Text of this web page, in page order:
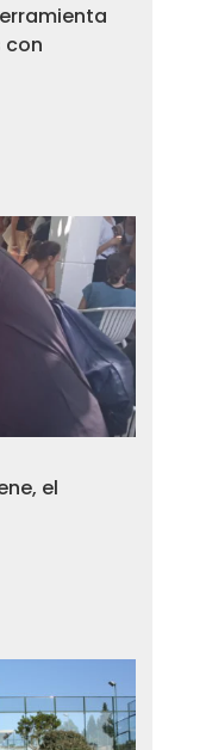
con
el